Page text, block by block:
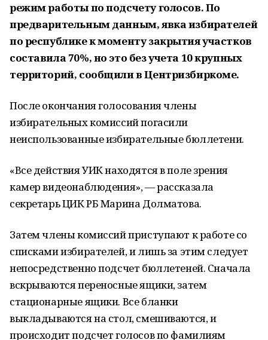
режим работы по подсчету голосов. По
предварительным данным, явка избирателей
по республике к моменту закрытия участков
составила 70%, но это без учета 10 крупных
территорий, сообщили в Центризбиркоме.
После окончания голосования члены
избирательных комиссий погасили
неиспользованные избирательные бюллетени.
«Все действия УИК находятся в поле зрения
камер видеонаблюдения», — рассказала
секретарь ЦИК РБ Марина Долматова.
Затем члены комиссий приступают к работе со
списками избирателей, и лишь за этим следует
непосредственно подсчет бюллетеней. Сначала
вскрываются переносные ящики, затем
стационарные ящики. Все бланки
выкладываются на стол, смешиваются, и
происходит подсчет голосов по фамилиям